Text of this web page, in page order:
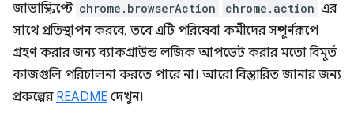
জাভাস্ক্রিপ্টে chrome.browserAction chrome.action এর
সাথে প্রতিস্থাপন করবে, তবে এটি পরিষেবা কর্মীদের সম্পূর্ণরূপে
গ্রহণ করার জন্য ব্যাকগ্রাউন্ড লজিক আপডেট করার মতো বিমূর্ত
কাজগুলি পরিচালনা করতে পারে না। আরো বিস্তারিত জানার জন্য
প্রকল্পের README দেখুন।